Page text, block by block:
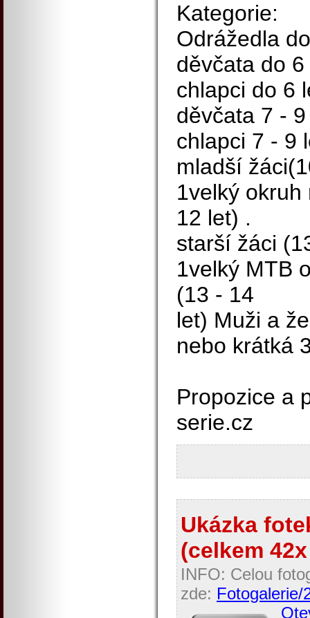
Kategorie:
Odrážedla
děvčata do
chlapci do 6
děvčata 7 -
chlapci 7 - 9
mladší
1velký
12 let) .
starší žáci
1velký MTB
(13 - 14
let) Muži a
nebo krátká
Propozice a
serie.cz
Ukázka
(celkem
INFO: Celou
zde: Fotogalerie/